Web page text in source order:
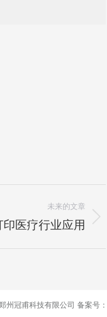
未来的文章
印医疗行业应用
州冠甫科技有限公司 备案号：